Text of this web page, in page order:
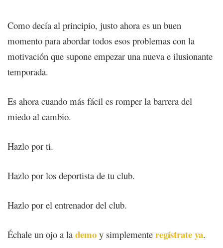
Como decía al principio, justo ahora es un buen
momento para abordar todos esos problemas con la
motivación que supone empezar una nueva e ilusionante
temporada.
Es ahora cuando más fácil es romper la barrera del
miedo al cambio.
Hazlo por ti.
Hazlo por los deportista de tu club.
Hazlo por el entrenador del club.
Échale un ojo a la demo y simplemente regístrate ya.